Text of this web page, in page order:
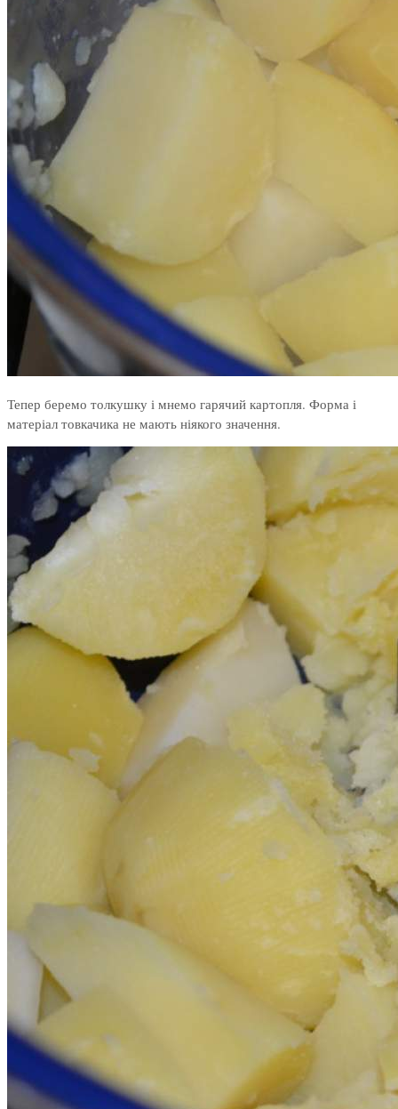
Тепер беремо толкушку і мнемо гарячий картопля. Форма і
матеріал товкачика не мають ніякого значення.